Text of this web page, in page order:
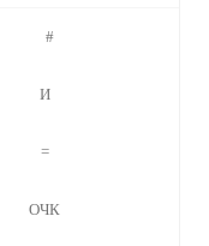
#
И
=
ОЧК